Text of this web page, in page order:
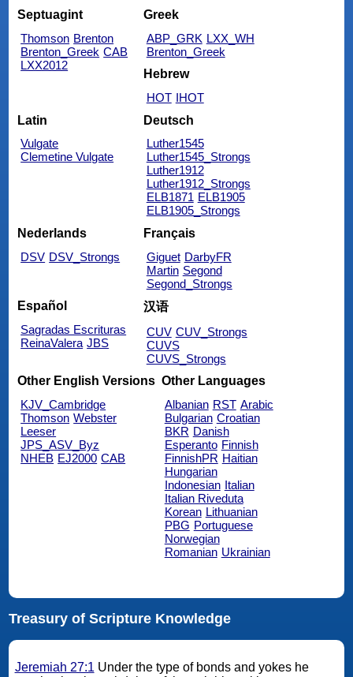
Septuagint
Thomson Brenton
Brenton_Greek CAB
LXX2012
Greek
ABP_GRK LXX_WH
Brenton_Greek
Hebrew
HOT IHOT
Latin
Vulgate
Clemetine Vulgate
Deutsch
Luther1545
Luther1545_Strongs
Luther1912
Luther1912_Strongs
ELB1871 ELB1905
ELB1905_Strongs
Nederlands
DSV DSV_Strongs
Français
Giguet DarbyFR
Martin Segond
Segond_Strongs
Español
Sagradas Escrituras
ReinaValera JBS
汉语
CUV CUV_Strongs
CUVS
CUVS_Strongs
Other English Versions
KJV_Cambridge
Thomson Webster
Leeser
JPS_ASV_Byz
NHEB EJ2000 CAB
Other Languages
Albanian RST Arabic
Bulgarian Croatian
BKR Danish
Esperanto Finnish
FinnishPR Haitian
Hungarian
Indonesian Italian
Italian Riveduta
Korean Lithuanian
PBG Portuguese
Norwegian
Romanian Ukrainian
Treasury of Scripture Knowledge
Jeremiah 27:1 Under the type of bonds and yokes he